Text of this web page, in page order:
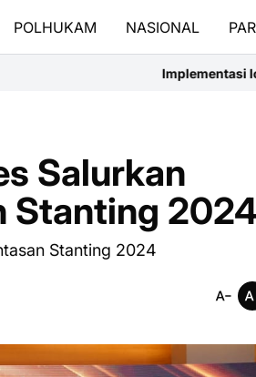
POLHUKAM NASIONAL
IoT Pendeteksi Banjir dan
Salurkan
Stanting
Stanting 2024